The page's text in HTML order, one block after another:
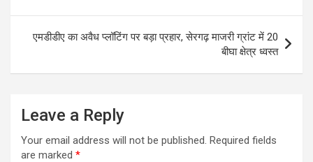
p
p
o
k
m
एमडीडीए का अवैध प्लॉटिंग पर बड़ा प्रहार, सेरगढ़ माजरी ग्रांट में 20
बीघा क्षेत्र ध्वस्त
Leave a Reply
Your email address will not be published. Required fields
are marked *